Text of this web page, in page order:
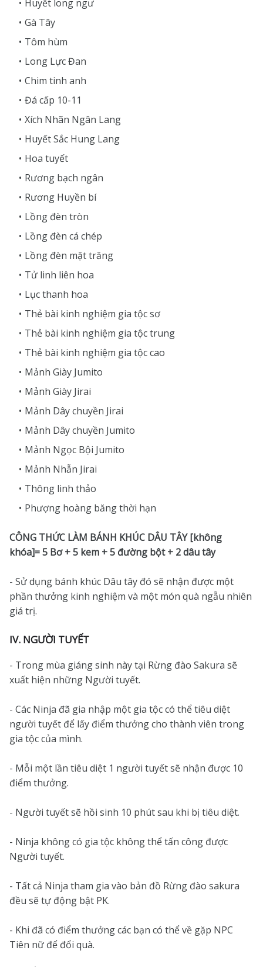
Huyết long ngư
Gà Tây
Tôm hùm
Long Lực Đan
Chim tinh anh
Đá cấp 10-11
Xích Nhãn Ngân Lang
Huyết Sắc Hung Lang
Hoa tuyết
Rương bạch ngân
Rương Huyền bí
Lồng đèn tròn
Lồng đèn cá chép
Lồng đèn mặt trăng
Tử linh liên hoa
Lục thanh hoa
Thẻ bài kinh nghiệm gia tộc sơ
Thẻ bài kinh nghiệm gia tộc trung
Thẻ bài kinh nghiệm gia tộc cao
Mảnh Giày Jumito
Mảnh Giày Jirai
Mảnh Dây chuyền Jirai
Mảnh Dây chuyền Jumito
Mảnh Ngọc Bội Jumito
Mảnh Nhẫn Jirai
Thông linh thảo
Phượng hoàng băng thời hạn
CÔNG THỨC LÀM BÁNH KHÚC DÂU TÂY [không
khóa]= 5 Bơ + 5 kem + 5 đường bột + 2 dâu tây
- Sử dụng bánh khúc Dâu tây đó sẽ nhận được một
phần thưởng kinh nghiệm và một món quà ngẫu nhiên
giá trị.
IV. NGƯỜI TUYẾT
- Trong mùa giáng sinh này tại Rừng đào Sakura sẽ
xuất hiện những Người tuyết.
- Các Ninja đã gia nhập một gia tộc có thể tiêu diệt
người tuyết để lấy điểm thưởng cho thành viên trong
gia tộc của mình.
- Mỗi một lần tiêu diệt 1 người tuyết sẽ nhận được 10
điểm thưởng.
- Người tuyết sẽ hồi sinh 10 phút sau khi bị tiêu diệt.
- Ninja không có gia tộc không thể tấn công được
Người tuyết.
- Tất cả Ninja tham gia vào bản đồ Rừng đào sakura
đều sẽ tự động bật PK.
- Khi đã có điểm thưởng các bạn có thể về gặp NPC
Tiên nữ để đổi quà.